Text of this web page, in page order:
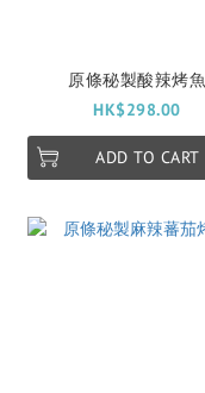
原條秘製酸辣烤魚
HK$298.00
ADD TO CART